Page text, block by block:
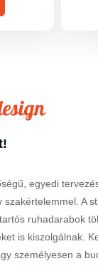
egyedi
A
ruhadarabok
is kiszolgálnak.
személyesen a